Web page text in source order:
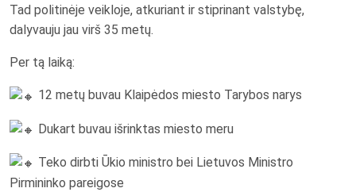
Tad politinėje veikloje, atkuriant ir stiprinant valstybę,
dalyvauju jau virš 35 metų.
Per tą laiką:
12 metų buvau Klaipėdos miesto Tarybos narys
Dukart buvau išrinktas miesto meru
Teko dirbti Ūkio ministro bei Lietuvos Ministro
Pirmininko pareigose